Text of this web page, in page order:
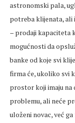
astronomski pala,
potreba klijenata, ali
– prodaji kapaciteta
mogućnosti da
banke od koje svi
firma će, ukoliko svi
prostor koji imaju
problemu, ali neće
uloženi novac, već